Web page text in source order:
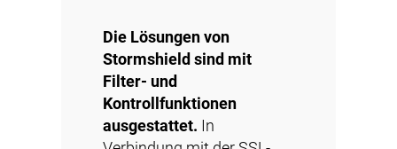
Die Lösungen von
Stormshield sind mit
Filter- und
Kontrollfunktionen
ausgestattet. In